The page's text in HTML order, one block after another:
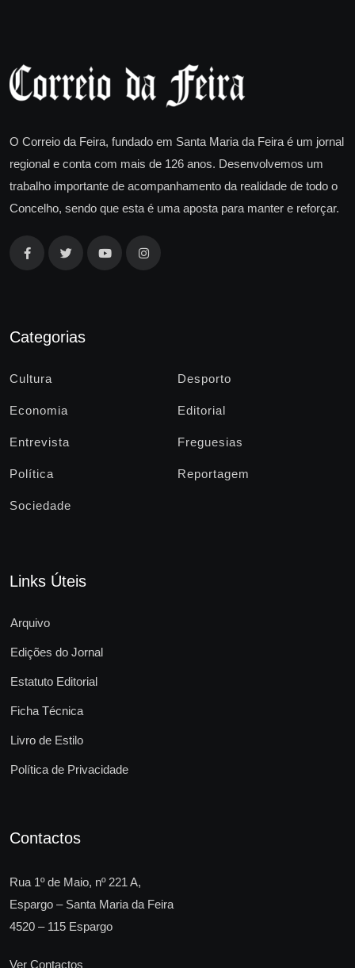
O Correio da Feira, fundado em Santa Maria da Feira é um jornal
regional e conta com mais de 126 anos. Desenvolvemos um
trabalho importante de acompanhamento da realidade de todo o
Concelho, sendo que esta é uma aposta para manter e reforçar.
Categorias
Cultura Desporto
Economia Editorial
Entrevista Freguesias
Política Reportagem
Sociedade
Links Úteis
Arquivo
Edições do Jornal
Estatuto Editorial
Ficha Técnica
Livro de Estilo
Política de Privacidade
Contactos
Rua 1º de Maio, nº 221 A,
Espargo – Santa Maria da Feira
4520 – 115 Espargo
Ver Contactos